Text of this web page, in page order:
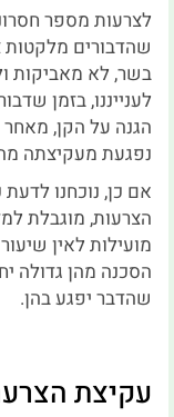
לצרעות מספר
שהדבורים מלקטות
בשר, לא מאביקות
לענייננו, בזמן
הגנה על הקן,
נפגעת מעקיצתה
אם כן, נוכחנו
הצרעות, מוגבלת
מועילות לאין
הסכנה מהן גדולה
שהדבר יפגע בהן.
עקיצת